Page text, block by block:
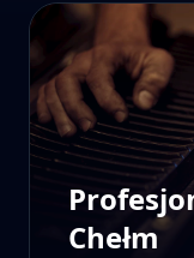
Chełm